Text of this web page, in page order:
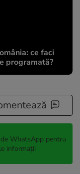
ce faci
programată?
WhatsApp pentru
informații